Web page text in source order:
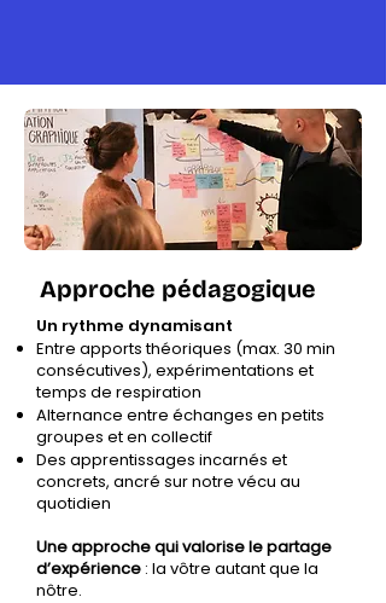
Approche pédagogique
Un rythme dynamisant
Entre apports théoriques (max. 30 min
consécutives), expérimentations et
temps de respiration
Alternance entre échanges en petits
groupes et en collectif
Des apprentissages incarnés et
concrets, ancré sur notre vécu au
quotidien
Une approche qui valorise le partage
d’expérience : la vôtre autant que la
nôtre.